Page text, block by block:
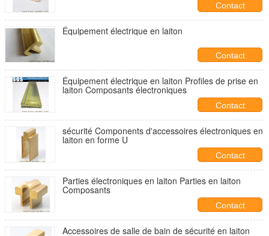
Contact
Équipement électrique en laiton
Contact
Équipement électrique en laiton Profiles de prise en
laiton Composants électroniques
Contact
sécurité Components d'accessoires électroniques en
laiton en forme U
Contact
Parties électroniques en laiton Parties en laiton
Composants
Contact
Accessoires de salle de bain de sécurité en laiton